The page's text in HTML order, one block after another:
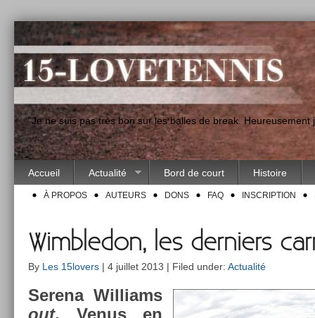
"Je ne suis pas très bon sur les balles de break.
Accueil Actualité Bord de court Histoire
À PROPOS AUTEURS DONS FAQ INSCRIPTION
Wimbledon, les derniers
By Les 15lovers | 4 juillet 2013 | Filed under: Actualité
Serena Wil­liams
out, Venus en